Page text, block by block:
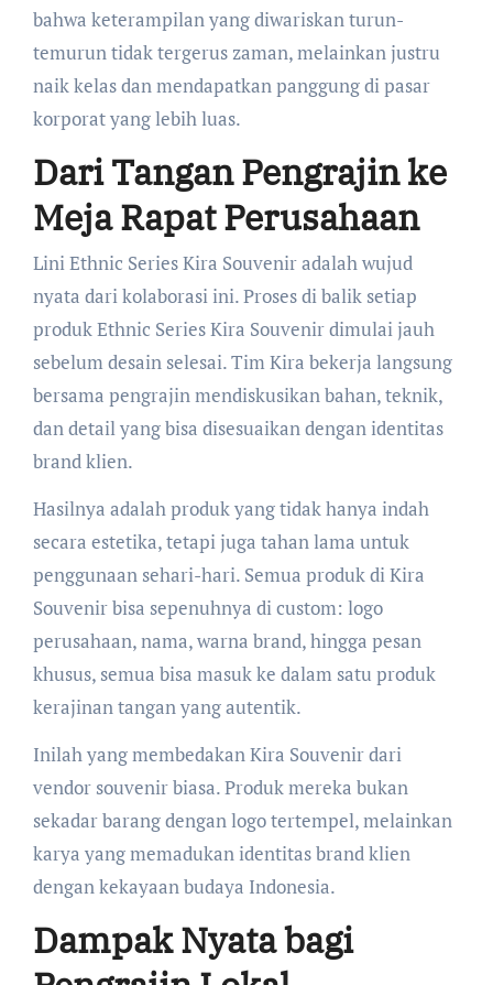
bahwa keterampilan yang diwariskan turun-
temurun tidak tergerus zaman, melainkan justru
naik kelas dan mendapatkan panggung di pasar
korporat yang lebih luas.
Dari Tangan Pengrajin ke
Meja Rapat Perusahaan
Lini Ethnic Series Kira Souvenir adalah wujud
nyata dari kolaborasi ini. Proses di balik setiap
produk Ethnic Series Kira Souvenir dimulai jauh
sebelum desain selesai. Tim Kira bekerja langsung
bersama pengrajin mendiskusikan bahan, teknik,
dan detail yang bisa disesuaikan dengan identitas
brand klien.
Hasilnya adalah produk yang tidak hanya indah
secara estetika, tetapi juga tahan lama untuk
penggunaan sehari-hari. Semua produk di Kira
Souvenir bisa sepenuhnya di custom: logo
perusahaan, nama, warna brand, hingga pesan
khusus, semua bisa masuk ke dalam satu produk
kerajinan tangan yang autentik.
Inilah yang membedakan Kira Souvenir dari
vendor souvenir biasa. Produk mereka bukan
sekadar barang dengan logo tertempel, melainkan
karya yang memadukan identitas brand klien
dengan kekayaan budaya Indonesia.
Dampak Nyata bagi